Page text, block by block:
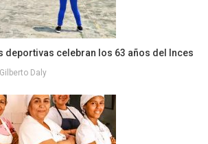
deportivas celebran los 63 años del Inces
Gilberto Daly